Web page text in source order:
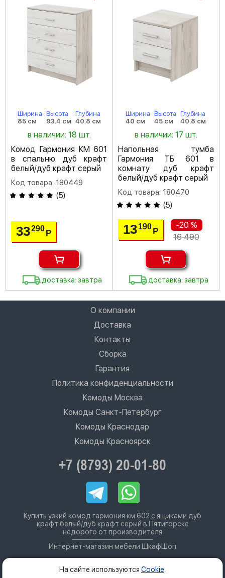
Ширина
85 см
Высота
93.4 см
Глубина
40.8 см
в наличии: 18 шт.
Комод Гармония КМ 601
в спальню дуб крафт
белый/дуб крафт серый
Код товара: 180449
(5)
33290Р
доставка: завтра
Ширина
40 см
Высота
45 см
Глубина
40.8 см
в наличии: 17 шт.
Напольная тумба
Гармония ТБ 601 в
комнату дуб крафт
белый/дуб крафт серый
Код товара: 180470
(5)
13 190 Р
-20 %
16 490
доставка: завтра
О компании
Доставка
Контакты
Сборка
Гарантия
Политика конфиденциальности
Комоды Москва
Комоды Санкт-Петербург
Комоды Краснодар
Комоды Красноярск
+7 (8793) 20-01-80
Купить узкий комод гармония км 602 с ящиками дуб
крафт белый/дуб крафт серый в Пятигорске
недорого от производителя
Интернет-магазин мебели ШкафШоп
На сайте используются Cookie